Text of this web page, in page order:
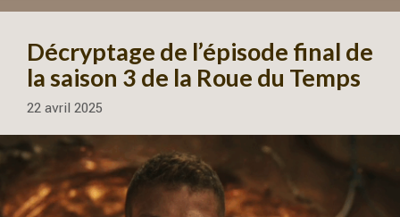
Décryptage de l’épisode final de
la saison 3 de la Roue du Temps
22 avril 2025